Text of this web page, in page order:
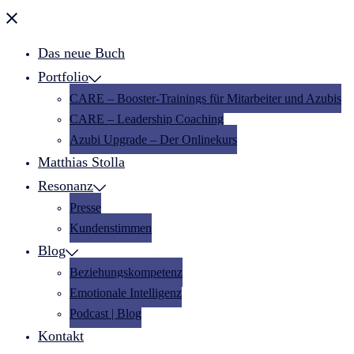
Menü
Das neue Buch
Portfolio
CARE – Booster-Trainings für Mitarbeiter und Azubis
CARE – Leadership Coaching
Azubi Upgrade – Der Onlinekurs
Matthias Stolla
Resonanz
Presse
Kundenstimmen
Blog
Beziehungskompetenz
Emotionale Intelligenz
Podcast | Blog
Kontakt